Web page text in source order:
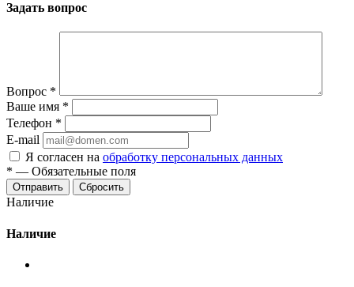
Задать вопрос
Вопрос *
Ваше имя *
Телефон *
E-mail
Я согласен на обработку персональных данных
* — Обязательные поля
Сбросить
Наличие
Наличие